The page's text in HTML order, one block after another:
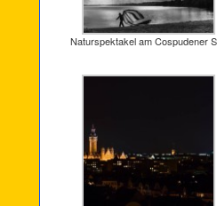
Naturspektakel am Cospudener